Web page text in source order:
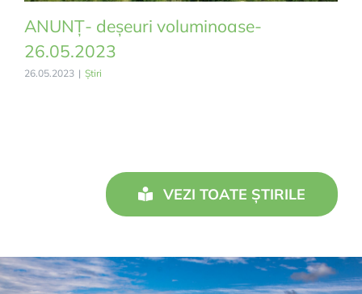
ANUNȚ- deșeuri voluminoase-
26.05.2023
26.05.2023 | Știri
VEZI TOATE ȘTIRILE